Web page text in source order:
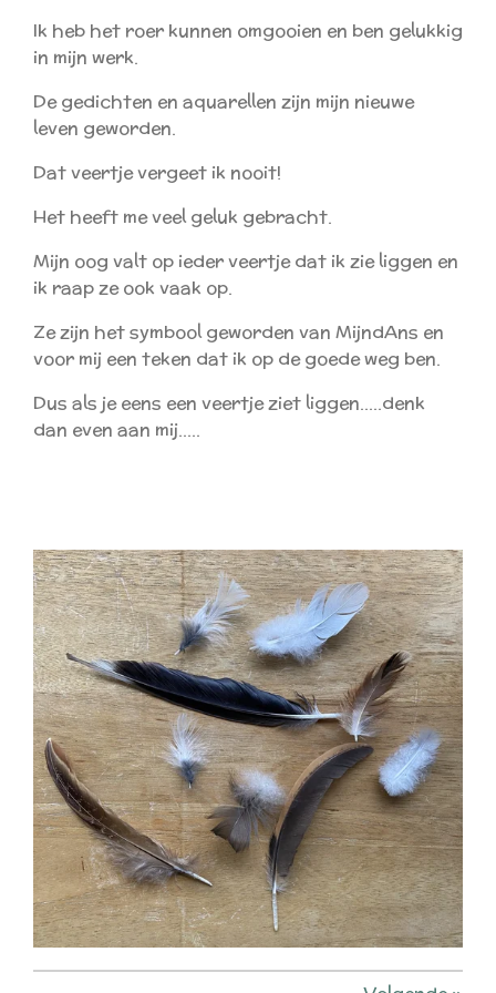
Ik heb het roer kunnen omgooien en ben gelukkig
in mijn werk.
De gedichten en aquarellen zijn mijn nieuwe
leven geworden.
Dat veertje vergeet ik nooit!
Het heeft me veel geluk gebracht.
Mijn oog valt op ieder veertje dat ik zie liggen en
ik raap ze ook vaak op.
Ze zijn het symbool geworden van MijndAns en
voor mij een teken dat ik op de goede weg ben.
Dus als je eens een veertje ziet liggen.....denk
dan even aan mij.....